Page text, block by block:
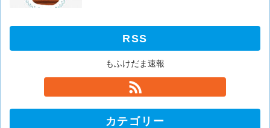
RSS
もふけだま速報
カテゴリー